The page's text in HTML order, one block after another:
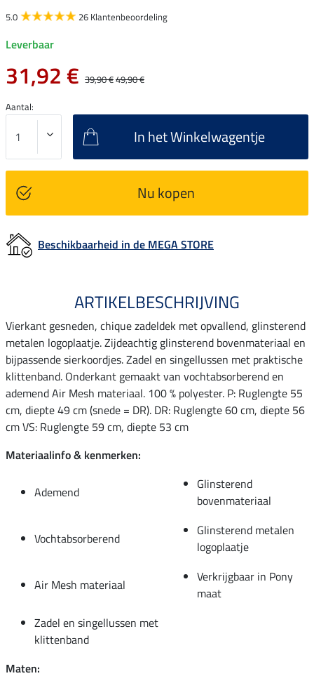
5.0 26 Klantenbeoordeling
Leverbaar
31,92 € 39,90 €49,90 €
Aantal:
In het Winkelwagentje
Nu kopen
Beschikbaarheid in de MEGA STORE
ARTIKELBESCHRIJVING
Vierkant gesneden, chique zadeldek met opvallend, glinsterend
metalen logoplaatje. Zijdeachtig glinsterend bovenmateriaal en
bijpassende sierkoordjes. Zadel en singellussen met praktische
klittenband. Onderkant gemaakt van vochtabsorberend en
ademend Air Mesh materiaal. 100 % polyester. P: Ruglengte 55
cm, diepte 49 cm (snede = DR). DR: Ruglengte 60 cm, diepte 56
cm VS: Ruglengte 59 cm, diepte 53 cm
Materiaalinfo & kenmerken:
Ademend
Glinsterend
bovenmateriaal
Vochtabsorberend
Glinsterend metalen
logoplaatje
Air Mesh materiaal
Verkrijgbaar in Pony
maat
Zadel en singellussen met
klittenband
Maten: